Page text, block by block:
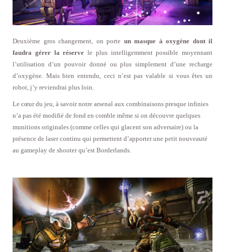
Deuxième gros changement, on porte un masque à oxygène dont il
faudra gérer la réserve le plus intelligemment possible moyennant
l’utilisation d’un pouvoir donné ou plus simplement d’une recharge
d’oxygène. Mais bien entendu, ceci n’est pas valable si vous êtes un
robot, j’y reviendrai plus loin.
Le cœur du jeu, à savoir notre arsenal aux combinaisons presque infinies
n’a pas été modifié de fond en comble même si on découvre quelques
munitions originales (comme celles qui glacent son adversaire) ou la
présence de laser continu qui permettent d’apporter une petit nouveauté
au gameplay de shooter qu’est Borderlands.